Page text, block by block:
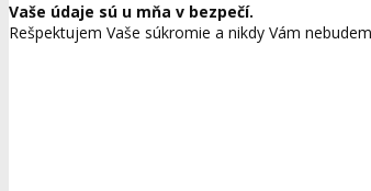
Vaše údaje sú u mňa v bezpečí.
Rešpektujem Vaše súkromie a nikdy Vám